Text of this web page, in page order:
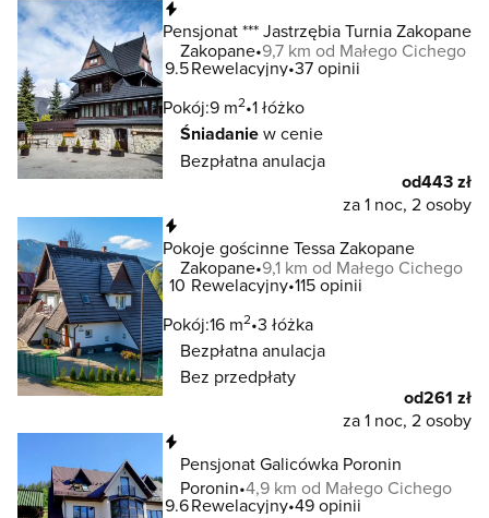
Pensjonat *** Jastrzębia Turnia Zakopane
Zakopane 9,7 km od Małego Cichego
9.5Rewelacyjny 37 opinii
Pokój:9 m2 1 łóżko
Śniadaniew cenie
Bezpłatna anulacja
od443 zł
za 1 noc, 2 osoby
Pokoje gościnne Tessa Zakopane
Zakopane 9,1 km od Małego Cichego
10 Rewelacyjny 115 opinii
Pokój:16 m2 3 łóżka
Bezpłatna anulacja
Bez przedpłaty
od261 zł
za 1 noc, 2 osoby
Pensjonat Galicówka Poronin
Poronin 4,9 km od Małego Cichego
9.6Rewelacyjny 49 opinii